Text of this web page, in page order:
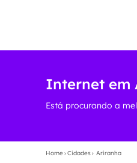
Internet em
Está procurando a
Home›Cidades› Ariranha